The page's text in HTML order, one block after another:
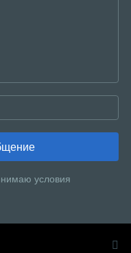
условия